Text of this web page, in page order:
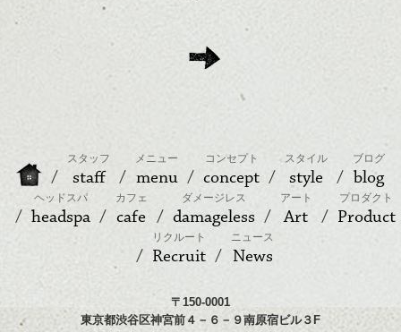
スタッフ
staff
メニュー
menu
コンセプト
concept
スタイル
style
ブログ
blog
ヘッドスパ
headspa
カフェ
cafe
ダメージレス
damageless
アート
Art
プロダクト
Product
リクルート
Recruit
ニュース
News
〒150-0001
東京都渋谷区神宮前４－６－９南原宿ビル３F